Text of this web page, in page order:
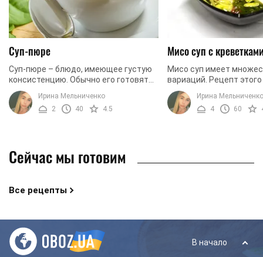
Суп-пюре
Суп-пюре – блюдо, имеющее густую
консистенцию. Обычно его готовят
из разнообразных овощей, круп, мяса.
Такой вариант блюда хорошо
использовать для ...
Ирина Мельниченко
2
40 4.5
Мисо суп с
Мисо суп имеет
вариаций. Рецепт
японского блюда
себя рыбу, сыр тофу,
морепродукты. Что ...
Ирина Мельниченко
4
60
Сейчас мы готовим
Все рецепты
В начало